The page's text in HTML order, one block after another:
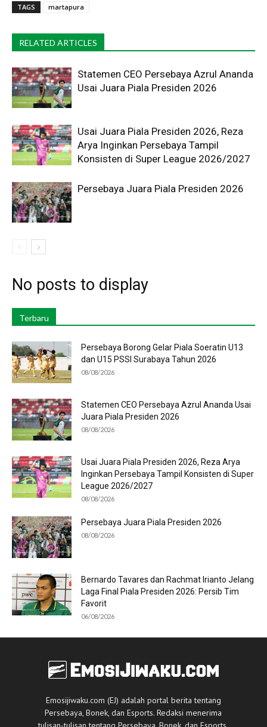
TAGS martapura
RELATED ARTICLES
Statemen CEO Persebaya Azrul Ananda
Usai Juara Piala Presiden 2026
Usai Juara Piala Presiden 2026, Reza
Arya Inginkan Persebaya Tampil
Konsisten di Super League 2026/2027
Persebaya Juara Piala Presiden 2026
No posts to display
Terbaru
Persebaya Borong Gelar Piala Soeratin U13
dan U15 PSSI Surabaya Tahun 2026
08/08/2026
Statemen CEO Persebaya Azrul Ananda Usai
Juara Piala Presiden 2026
08/08/2026
Usai Juara Piala Presiden 2026, Reza Arya
Inginkan Persebaya Tampil Konsisten di Super
League 2026/2027
08/08/2026
Persebaya Juara Piala Presiden 2026
08/08/2026
Bernardo Tavares dan Rachmat Irianto Jelang
Laga Final Piala Presiden 2026: Persib Tim
Favorit
06/08/2026
Emosijiwaku.com (EJ) adalah portal berita tentang
Persebaya, Bonek, dan Esports. Redaksi menerima